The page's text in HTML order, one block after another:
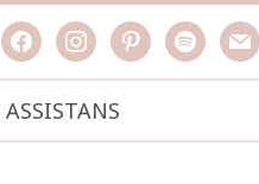
facebookinstagrampinterestspotifymail